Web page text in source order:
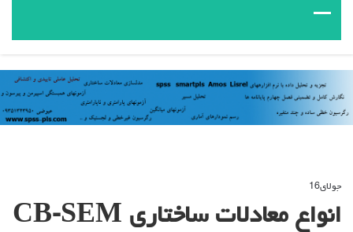
جولای16
انواع
انواع معادلات ساختاری CB-SEM